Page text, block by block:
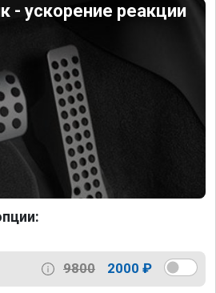
- ускорение реакции
9800 2000 ₽